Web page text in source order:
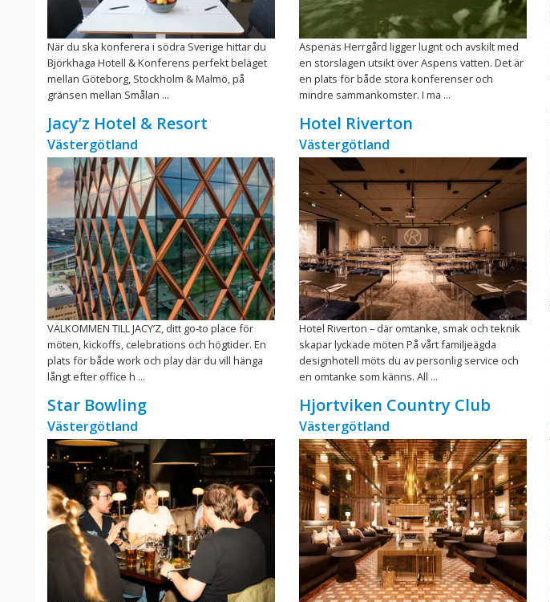
När du ska konferera i södra Sverige hittar du
Björkhaga Hotell & Konferens perfekt beläget
mellan Göteborg, Stockholm & Malmö, på
gränsen mellan Smålan ...
Jacy’z Hotel & Resort
Västergötland
VÄLKOMMEN TILL JACY’Z, ditt go-to place för
möten, kickoffs, celebrations och högtider. En
plats för både work och play där du vill hänga
långt efter office h ...
Star Bowling
Västergötland
Aspenäs Herrgård ligger lugnt och avskilt med
en storslagen utsikt över Aspens vatten. Det är
en plats för både stora konferenser och
mindre sammankomster. I ma ...
Hotel Riverton
Västergötland
Hotel Riverton – där omtanke, smak och teknik
skapar lyckade möten På vårt familjeägda
designhotell möts du av personlig service och
en omtanke som känns. All ...
Hjortviken Country Club
Västergötland